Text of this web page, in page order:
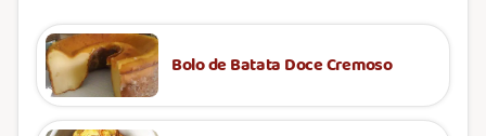
Bolo de Batata Doce Cremoso